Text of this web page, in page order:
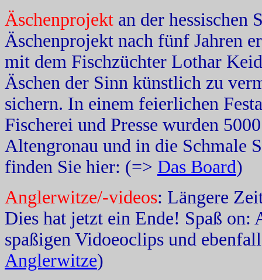
Äschenprojekt an der hessischen
Äschenprojekt nach fünf Jahren
mit dem Fischzüchter Lothar
Äschen der Sinn künstlich zu
sichern. In einem feierlichen
Fischerei und Presse wurden
Altengronau und in die Schmale
finden Sie hier: (=> Das Board)
Anglerwitze/-videos: Längere
Dies hat jetzt ein Ende! Spaß
spaßigen Vidoeoclips und
Anglerwitze)